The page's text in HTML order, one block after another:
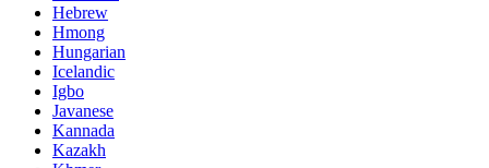
Hebrew
Hmong
Hungarian
Icelandic
Igbo
Javanese
Kannada
Kazakh